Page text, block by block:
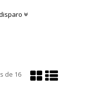
Mostrar
en
Mostrar
en
de 16